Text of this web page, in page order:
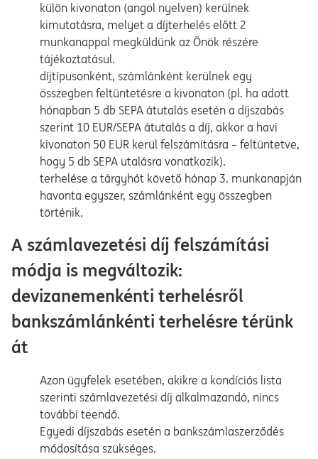
külön kivonaton (angol nyelven) kerülnek
kimutatásra, melyet a díjterhelés előtt 2
munkanappal megküldünk az Önök részére
tájékoztatásul.
díjtípusonként, számlánként kerülnek egy
összegben feltüntetésre a kivonaton (pl. ha adott
hónapban 5 db SEPA átutalás esetén a díjszabás
szerint 10 EUR/SEPA átutalás a díj, akkor a havi
kivonaton 50 EUR kerül felszámításra – feltüntetve,
hogy 5 db SEPA utalásra vonatkozik).
terhelése a tárgyhót követő hónap 3. munkanapján
havonta egyszer, számlánként egy összegben
történik.
A számlavezetési díj felszámítási
módja is megváltozik:
devizanemenkénti terhelésről
bankszámlánkénti terhelésre térünk
át
Azon ügyfelek esetében, akikre a kondíciós lista
szerinti számlavezetési díj alkalmazandó, nincs
további teendő.
Egyedi díjszabás esetén a bankszámlaszerződés
módosítása szükséges.